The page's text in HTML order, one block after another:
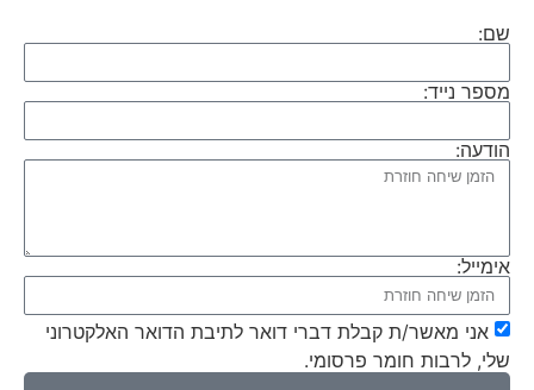
שם:
מספר נייד:
הודעה:
אימייל:
אני מאשר/ת קבלת דברי דואר לתיבת הדואר האלקטרוני
שלי, לרבות חומר פרסומי.